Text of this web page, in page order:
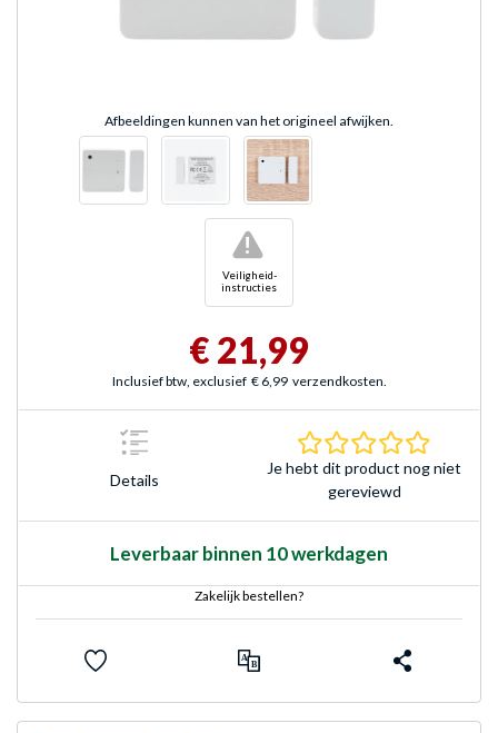
Afbeeldingen kunnen van het origineel afwijken.
Veiligheid-
instructies
!
€ 21,99
Inclusief btw, exclusief € 6,99 verzendkosten.
Details
Je hebt dit product nog niet
gereviewd
Leverbaar binnen 10 werkdagen
Zakelijk bestellen?